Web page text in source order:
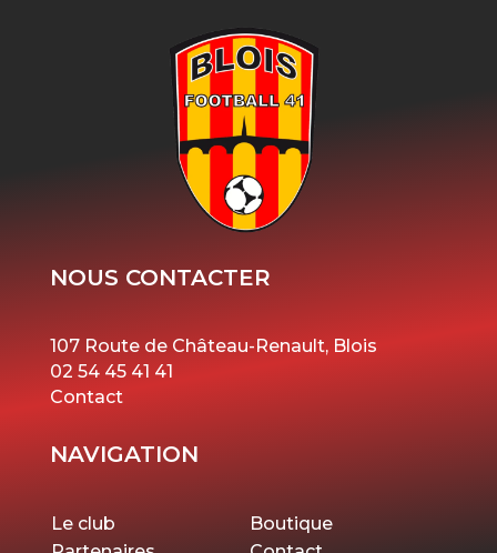
NOUS CONTACTER
107 Route de Château-Renault, Blois
02 54 45 41 41
Contact
NAVIGATION
Le club
Boutique